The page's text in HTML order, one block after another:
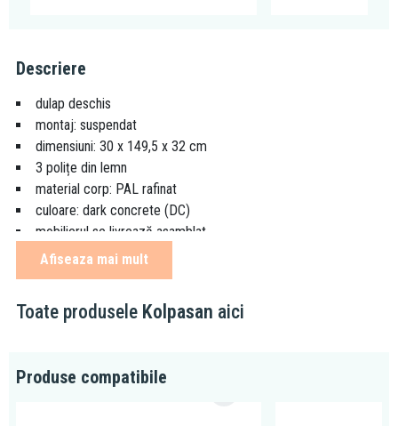
Descriere
dulap deschis
montaj: suspendat
dimensiuni: 30 x 149,5 x 32 cm
3 polițe din lemn
material corp: PAL rafinat
culoare: dark concrete (DC)
mobilierul se livrează asamblat
disponibil în finisaj natural wood (NW) și alb (WH)
Dulapul înalt deschis Kolpasan Naomi este o alegere elegantă și
o înălțime de 149,5 cm, care se potrivește perfect în orice spațiu.
Afiseaza mai mult
Toate produsele Kolpasan aici
Produse compatibile